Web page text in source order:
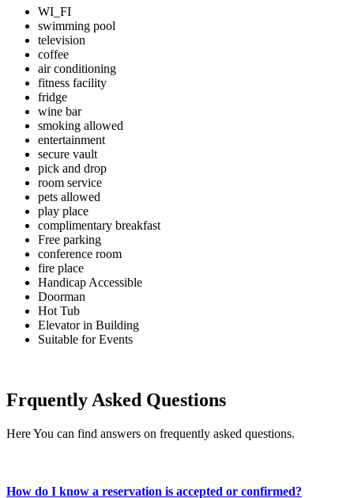
WI_FI
swimming pool
television
coffee
air conditioning
fitness facility
fridge
wine bar
smoking allowed
entertainment
secure vault
pick and drop
room service
pets allowed
play place
complimentary breakfast
Free parking
conference room
fire place
Handicap Accessible
Doorman
Hot Tub
Elevator in Building
Suitable for Events
Frquently Asked Questions
Here You can find answers on frequently asked questions.
How do I know a reservation is accepted or confirmed?